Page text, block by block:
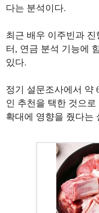
다는 분석이다.
최근 배우 이주빈과
터, 연금 분석 기능에
있다.
정기 설문조사에서 약
인 추천을 택한 것으
확대에 영향을 줬다는